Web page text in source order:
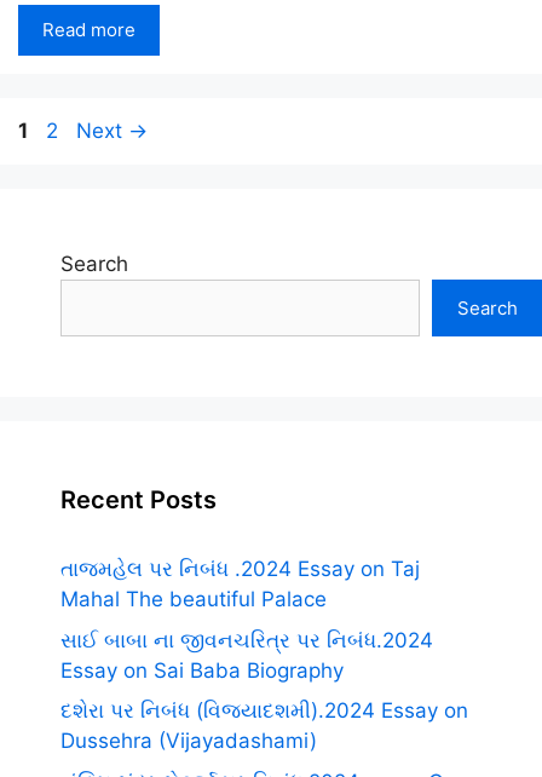
Read more
Page
1 Page
2 Next →
Search
Search
Recent Posts
તાજમહેલ પર નિબંધ .2024 Essay on Taj
Mahal The beautiful Palace
સાઈ બાબા ના જીવનચરિત્ર પર નિબંધ.2024
Essay on Sai Baba Biography
દશેરા પર નિબંધ (વિજયાદશમી).2024 Essay on
Dussehra (Vijayadashami)